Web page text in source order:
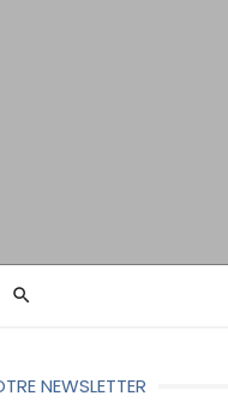
NEWSLETTER